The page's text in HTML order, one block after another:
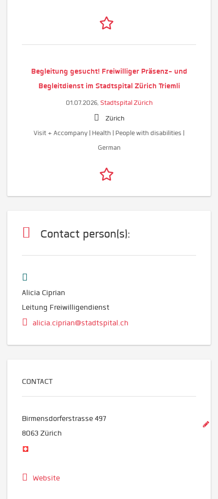
Begleitung gesucht! Freiwilliger Präsenz- und
Begleitdienst im Stadtspital Zürich Triemli
01.07.2026, Stadtspital Zürich
Zürich
Visit + Accompany | Health | People with disabilities |
German
Contact person(s):
Alicia Ciprian
Leitung Freiwilligendienst
alicia.ciprian@stadtspital.ch
CONTACT
Birmensdorferstrasse 497
8063 Zürich
Website